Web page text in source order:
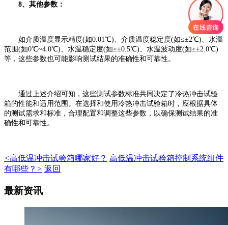
‌8、其他参数‌：
如介质温度显示精度(如0.01℃)、介质温度稳定度(如≤±2℃)、水温
范围(如0℃~4.0℃)、水温稳定度(如≤±0.5℃)、水温波动度(如≤±2.0℃)
等，这些参数也可能影响测试结果的准确性和可靠性。
通过上述介绍可知，这些测试参数标准共同决定了冷热冲击试验
箱的性能和适用范围。在选择和使用冷热冲击试验箱时，应根据具体
的测试需求和标准，合理配置和调整这些参数，以确保测试结果的准
确性和可靠性。
<高低温冲击试验箱哪家好？ 高低温冲击试验箱控制系统组件
有哪些？ > 返回
最新资讯